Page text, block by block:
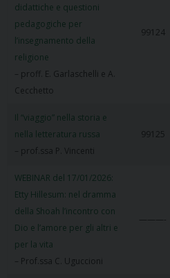
didattiche e questioni
pedagogiche per
l’insegnamento della
religione
– proff. E. Garlaschelli e A.
Cecchetto
99124
Il “viaggio” nella storia e
nella letteratura russa
– prof.ssa P. Vincenti
99125
WEBINAR del 17/01/2026:
Etty Hillesum: nel dramma
della Shoah l’incontro con
Dio e l’amore per gli altri e
per la vita
– Prof.ssa C. Uguccioni
———-